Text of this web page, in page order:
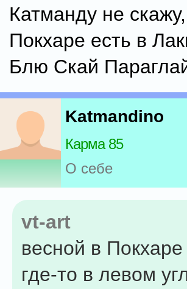
Катманду не
Покхаре есть в
Блю Скай
Katmandino
Карма 85
О себе
vt-art
весной в
где-то в левом